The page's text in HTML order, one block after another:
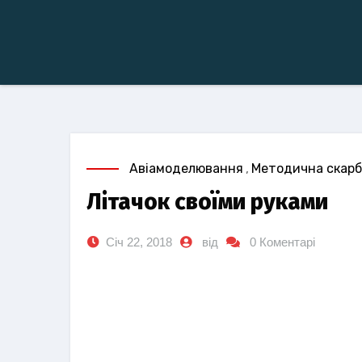
Авіамоделювання , Методична
Літачок своїми руками
Січ 22, 2018 від 0 Коментарі